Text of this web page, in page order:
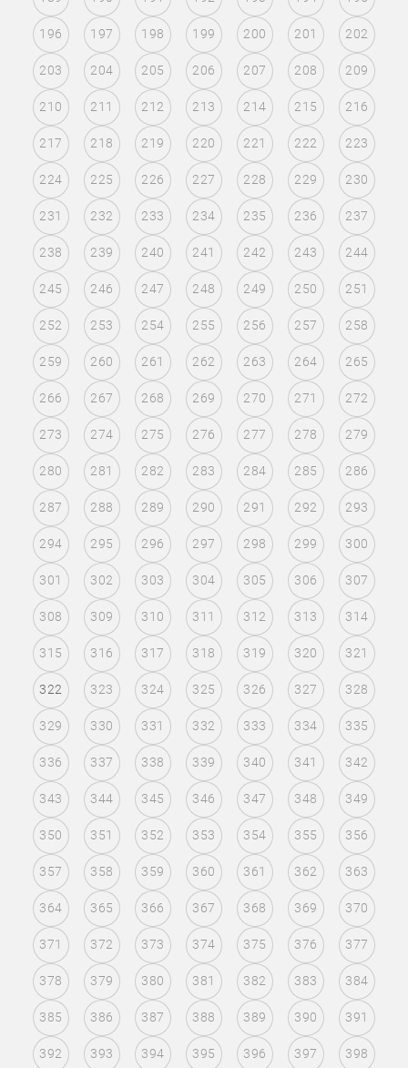
196 197 198 199 200 201 202
203 204 205 206 207 208 209
210 211 212 213 214 215 216
217 218 219 220 221 222 223
224 225 226 227 228 229 230
231 232 233 234 235 236 237
238 239 240 241 242 243 244
245 246 247 248 249 250 251
252 253 254 255 256 257 258
259 260 261 262 263 264 265
266 267 268 269 270 271 272
273 274 275 276 277 278 279
280 281 282 283 284 285 286
287 288 289 290 291 292 293
294 295 296 297 298 299 300
301 302 303 304 305 306 307
308 309 310 311 312 313 314
315 316 317 318 319 320 321
322 323 324 325 326 327 328
329 330 331 332 333 334 335
336 337 338 339 340 341 342
343 344 345 346 347 348 349
350 351 352 353 354 355 356
357 358 359 360 361 362 363
364 365 366 367 368 369 370
371 372 373 374 375 376 377
378 379 380 381 382 383 384
385 386 387 388 389 390 391
392 393 394 395 396 397 398